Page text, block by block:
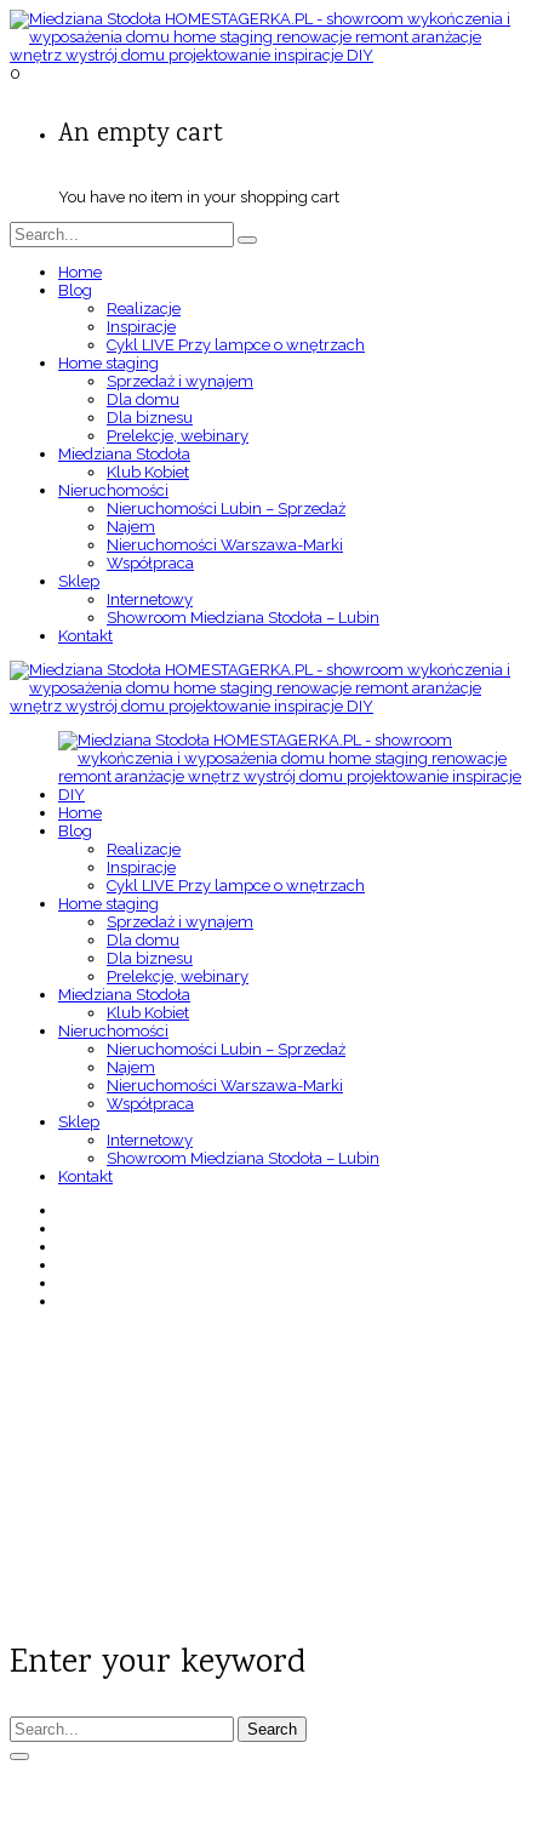
0
An empty cart
You have no item in your shopping cart
Home
Blog
Realizacje
Inspiracje
Cykl LIVE Przy lampce o wnętrzach
Home staging
Sprzedaż i wynajem
Dla domu
Dla biznesu
Prelekcje, webinary
Miedziana Stodoła
Klub Kobiet
Nieruchomości
Nieruchomości Lubin – Sprzedaż
Najem
Nieruchomości Warszawa-Marki
Współpraca
Sklep
Internetowy
Showroom Miedziana Stodoła – Lubin
Kontakt
Home
Blog
Realizacje
Inspiracje
Cykl LIVE Przy lampce o wnętrzach
Home staging
Sprzedaż i wynajem
Dla domu
Dla biznesu
Prelekcje, webinary
Miedziana Stodoła
Klub Kobiet
Nieruchomości
Nieruchomości Lubin – Sprzedaż
Najem
Nieruchomości Warszawa-Marki
Współpraca
Sklep
Internetowy
Showroom Miedziana Stodoła – Lubin
Kontakt
Enter your keyword
Search